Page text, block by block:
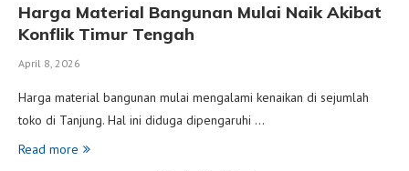
Harga Material Bangunan Mulai Naik Akibat
Konflik Timur Tengah
April 8, 2026
Harga material bangunan mulai mengalami kenaikan di sejumlah
toko di Tanjung. Hal ini diduga dipengaruhi …
Read more